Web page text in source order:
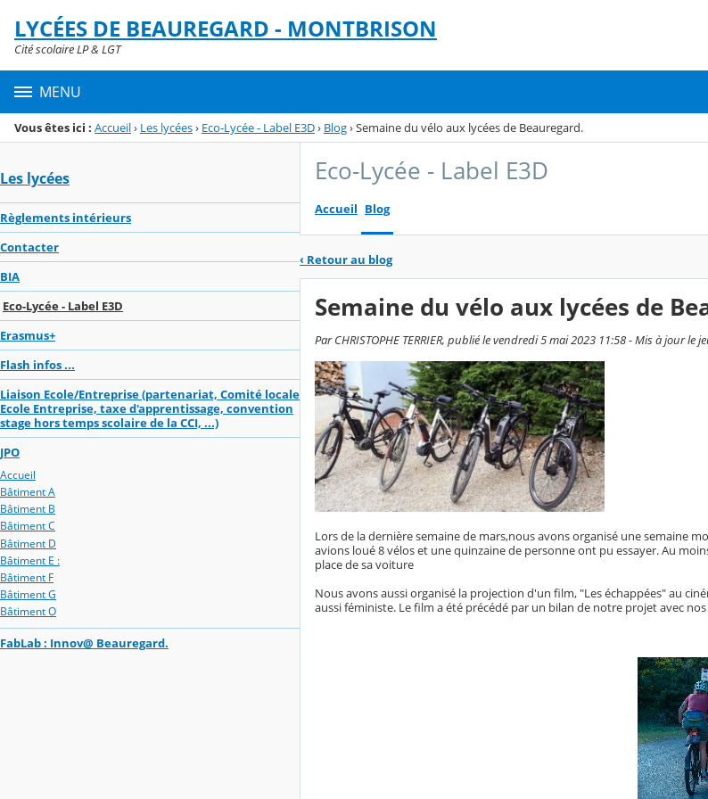
Menu de la rubrique
Contenu
LYCÉES DE BEAUREGARD - MONTBRISON
Cité scolaire LP & LGT
MENU
Vous êtes ici : Accueil› Les lycées› Eco-Lycée - Label E3D› Blog›Semaine du vélo aux lycées de Beauregard.
Les lycées
Règlements intérieurs
Contacter
BIA
Eco-Lycée - Label E3D
Erasmus+
Flash infos ...
Liaison Ecole/Entreprise (partenariat, Comité locale
Ecole Entreprise, taxe d'apprentissage, convention
stage hors temps scolaire de la CCI, ...)
JPO
Accueil
Bâtiment A
Bâtiment B
Bâtiment C
Bâtiment D
Bâtiment E :
Bâtiment F
Bâtiment G
Bâtiment O
FabLab : Innov@ Beauregard.
Eco-Lycée - Label E3D
Accueil Blog
‹ Retour au blog
Semaine du vélo aux lycées de
Par CHRISTOPHE TERRIER, publié le vendredi 5 mai 2023 11:58 - Mis à jour le
Lors de la dernière semaine de mars,nous avons organisé une semaine
avions loué 8 vélos et une quinzaine de personne ont pu essayer. Au
place de sa voiture
Nous avons aussi organisé la projection d'un film, "Les échappées" au
aussi féministe. Le film a été précédé par un bilan de notre projet avec